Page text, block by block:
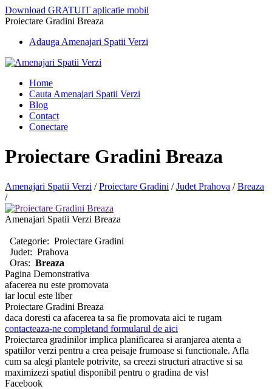
Download GRATUIT aplicatie mobil
Proiectare Gradini Breaza
Adauga Amenajari Spatii Verzi
Home
Cauta Amenajari Spatii Verzi
Blog
Contact
Conectare
Proiectare Gradini Breaza
Amenajari Spatii Verzi /Proiectare Gradini /Judet Prahova /Breaza
/
Amenajari Spatii Verzi Breaza
Categorie: Proiectare Gradini
Judet: Prahova
Oras: Breaza
Pagina Demonstrativa
afacerea nu este promovata
iar locul este liber
Proiectare Gradini Breaza
daca doresti ca afacerea ta sa fie promovata aici te rugam
contacteaza-ne completand formularul de aici
Proiectarea gradinilor implica planificarea si aranjarea atenta a
spatiilor verzi pentru a crea peisaje frumoase si functionale. Afla
cum sa alegi plantele potrivite, sa creezi structuri atractive si sa
maximizezi spatiul disponibil pentru o gradina de vis!
Facebook